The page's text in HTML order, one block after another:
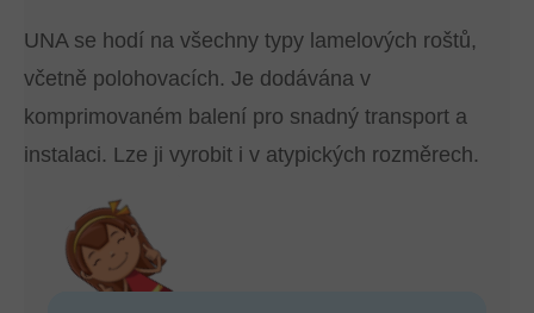
UNA se hodí na všechny typy lamelových roštů,
včetně polohovacích. Je dodávána v
komprimovaném balení pro snadný transport a
instalaci. Lze ji vyrobit i v atypických rozměrech.